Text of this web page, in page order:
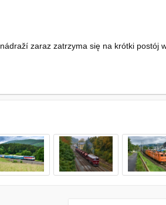
zaraz zatrzyma się na krótki postój